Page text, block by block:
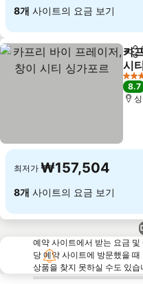
8개 사이트의 요금 보기
공유
카
시
4 성
8.7
최저가 ₩157,504
8개 사이트의 요금 보기
예약 사이트에서 받는 요금
당 예약 사이트에 방문했을
상품을 찾지 못하실 수도 있습